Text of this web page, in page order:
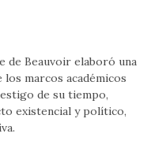
de Beauvoir elaboró una
marcos académicos
de su tiempo,
existencial y político,